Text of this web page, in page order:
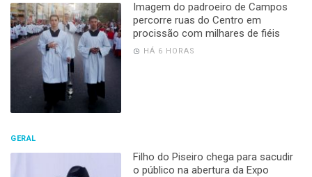
Imagem do padroeiro de Campos
percorre ruas do Centro em
procissão com milhares de fiéis
HÁ 6 HORAS
GERAL
Filho do Piseiro chega para sacudir
o público na abertura da Expo